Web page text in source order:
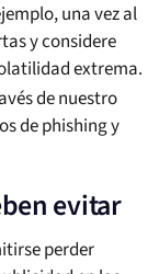
una vez al
y considere
extrema.
de nuestro
de phishing y
evitar
perder